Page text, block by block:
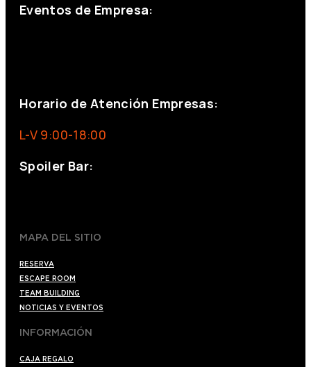
Eventos de Empresa:
Horario de Atención Empresas:
L-V 9:00-18:00
Spoiler Bar:
MAPA DEL SITIO
RESERVA
ESCAPE ROOM
TEAM BUILDING
NOTICIAS Y EVENTOS
INFORMACIÓN
CAJA REGALO